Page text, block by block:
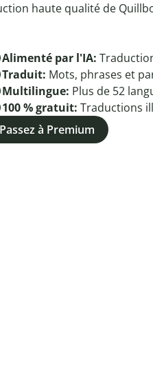
haute qualité de
Alimenté par l'IA:
Traduit: Mots, phrases et
Multilingue: Plus de 52
100 % gratuit: Traductions
Passez à Premium